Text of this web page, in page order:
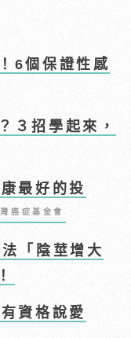
6個保證性感
３招學起來，
最好的投
癌症基金會
「陰莖增大
資格說愛